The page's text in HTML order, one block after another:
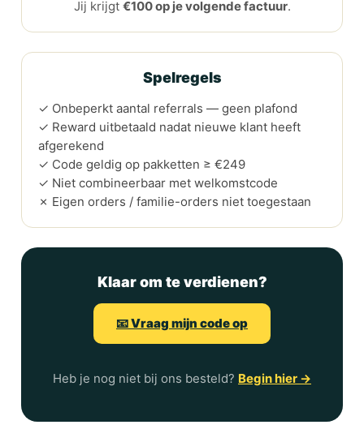
Jij krijgt €100 op je volgende factuur.
Spelregels
✓ Onbeperkt aantal referrals — geen plafond
✓ Reward uitbetaald nadat nieuwe klant heeft
afgerekend
✓ Code geldig op pakketten ≥ €249
✓ Niet combineerbaar met welkomstcode
✗ Eigen orders / familie-orders niet toegestaan
Klaar om te verdienen?
📧 Vraag mijn code op
Heb je nog niet bij ons besteld? Begin hier →